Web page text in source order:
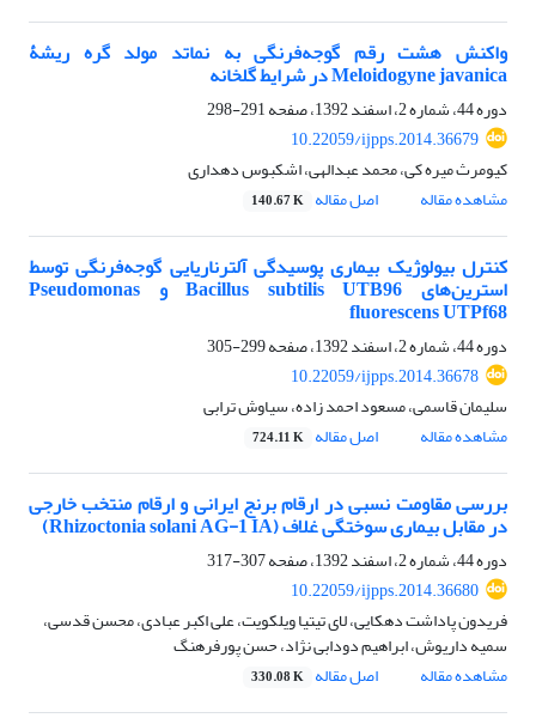
واکنش هشت رقم گوجه‌فرنگی به نماتد مولد گره ریشۀ
Meloidogyne javanica در شرایط گلخانه
دوره 44، شماره 2، اسفند 1392، صفحه
291-298
10.22059/ijpps.2014.36679
کیومرث میره کی، محمد عبدالهی، اشکبوس دهداری
مشاهده مقاله
اصل مقاله 140.67 K
کنترل بیولوژیک بیماری‌ پوسیدگی آلترناریایی گوجه‌فرنگی توسط
استرین‌های Bacillus subtilis UTB96 و Pseudomonas
fluorescens UTPf68
دوره 44، شماره 2، اسفند 1392، صفحه
299-305
10.22059/ijpps.2014.36678
سلیمان قاسمی، مسعود احمد زاده، سیاوش ترابی
مشاهده مقاله
اصل مقاله 724.11 K
بررسی مقاومت نسبی در ارقام برنج ایرانی و ارقام منتخب خارجی
در مقابل بیماری سوختگی غلاف (Rhizoctonia solani AG-1 IA)
دوره 44، شماره 2، اسفند 1392، صفحه
307-317
10.22059/ijpps.2014.36680
فریدون پاداشت دهکایی، لای تیتیا ویلکویت، علی اکبر عبادی، محسن قدسی،
سمیه داریوش، ابراهیم دودابی نژاد، حسن پورفرهنگ
مشاهده مقاله
اصل مقاله 330.08 K